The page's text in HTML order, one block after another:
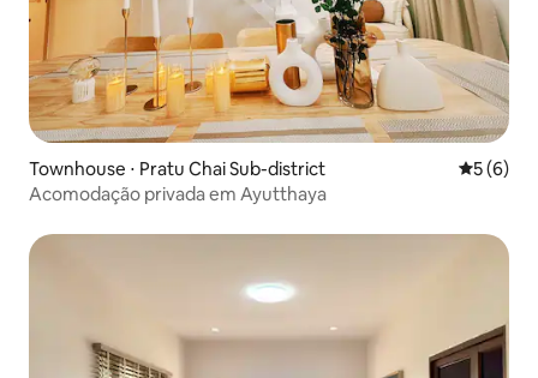
Townhouse ⋅ Pratu Chai Sub-district 5 de
5 (6)
Acomodação privada em Ayutthaya